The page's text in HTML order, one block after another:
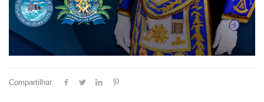
Compartilhar